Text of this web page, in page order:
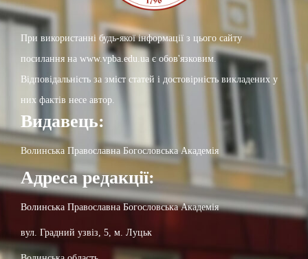
При використанні будь-якої інформації з цього сайту
посилання на www.vpba.edu.ua є обов'язковим.
Відповідальність за зміст статей і достовірність викладених у
них фактів несе автор.
Видавець:
Волинська Православна Богословська Академія
Адреса редакції:
Волинська Православна Богословська Академія
вул. Градний узвіз, 5, м. Луцьк